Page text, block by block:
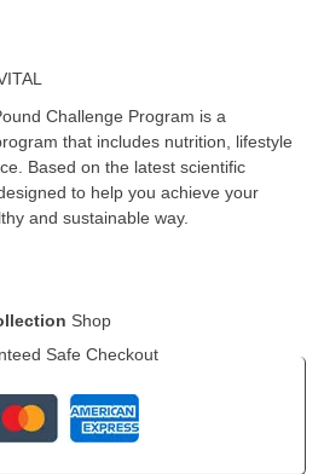
Challenge Program is a
that includes nutrition, lifestyle
Based on the latest scientific
to help you achieve your
and sustainable way.
Shop
Safe Checkout